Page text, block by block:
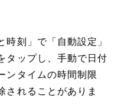
時刻」で「自動設定」
タップし、手動で日付
ンタイムの時間制限
されることがありま